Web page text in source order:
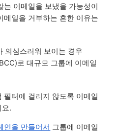
는 이메일을 보냈을 가능성이
메일을 거부하는 흔한 이유는
의심스러워 보이는 경우
로 대규모 그룹에 이메일
필터에 걸리지 않도록 이메일
.
을 만들어서 그룹에 이메일